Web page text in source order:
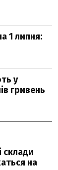
1 липня:
у
гривень
на